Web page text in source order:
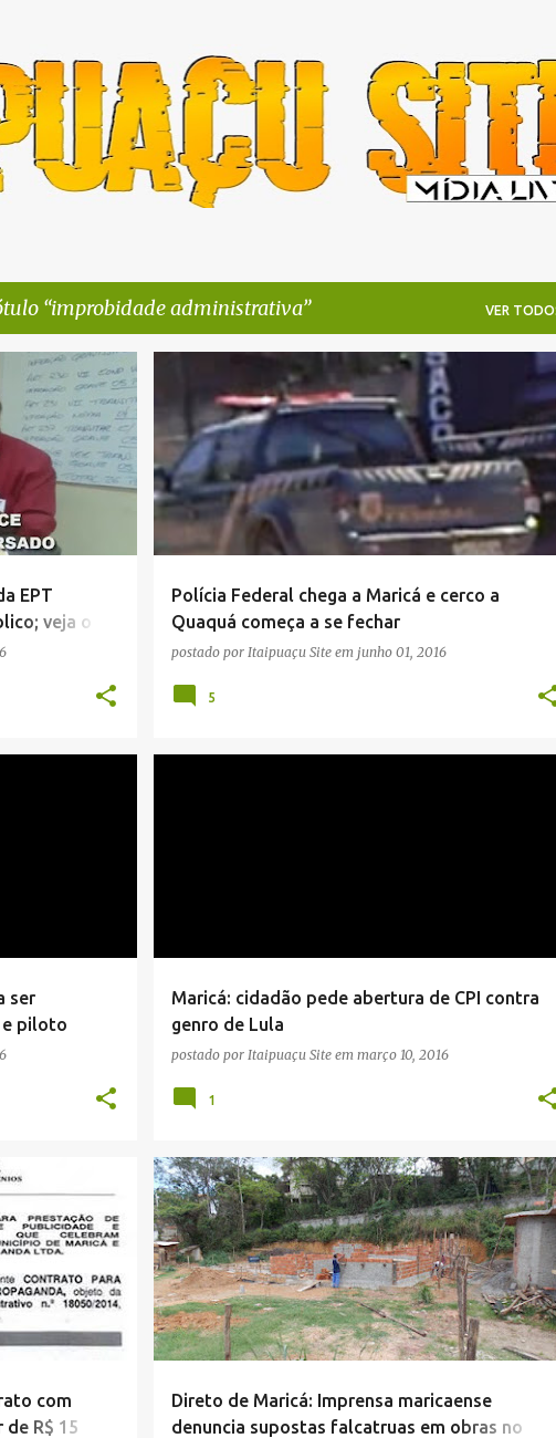
improbidade administrativa VER
EPT
veja o
+3
Polícia Federal chega a Maricá e cerco a
Quaquá começa a se fechar
postado por Itaipuaçu Site em junho 01, 2016
CASSAÇÃO CPI FORMAÇÃO DE QUADRILHA +7
5
ser
e piloto
Maricá: cidadão pede abertura de CPI contra
genro de Lula
postado por Itaipuaçu Site em março 10, 2016
1
com
R$ 15
+6
Direto de Maricá: Imprensa maricaense
denuncia supostas falcatruas em obras no
CIDADE CORRUPÇÃO DESCASO +5